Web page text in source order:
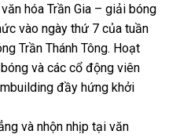
hóa Trần Gia – giải bóng
vào ngày thứ 7 của tuần
Trần Thánh Tông. Hoạt
và các cổ động viên
đầy hứng khởi
và nhộn nhịp tại văn